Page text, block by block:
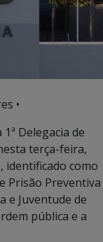
•
Delegacia de
terça-feira,
identificado como
Prisão Preventiva
e Juventude de
pública e a